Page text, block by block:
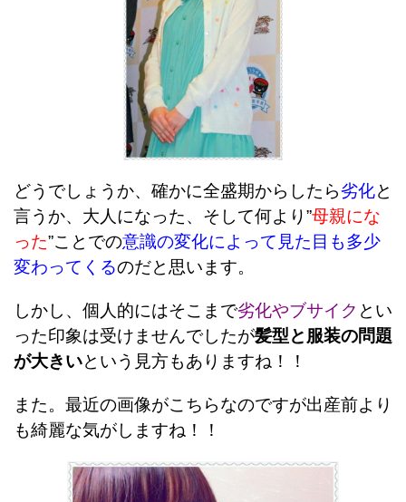
どうでしょうか、確かに全盛期からしたら劣化と
言うか、大人になった、そして何より”母親にな
った”ことでの意識の変化によって見た目も多少
変わってくるのだと思います。
しかし、個人的にはそこまで劣化やブサイク とい
った印象は受けませんでしたが髪型と服装の問題
が大きいという見方もありますね！！
また。最近の画像がこちらなのですが出産前より
も綺麗な気がしますね！！